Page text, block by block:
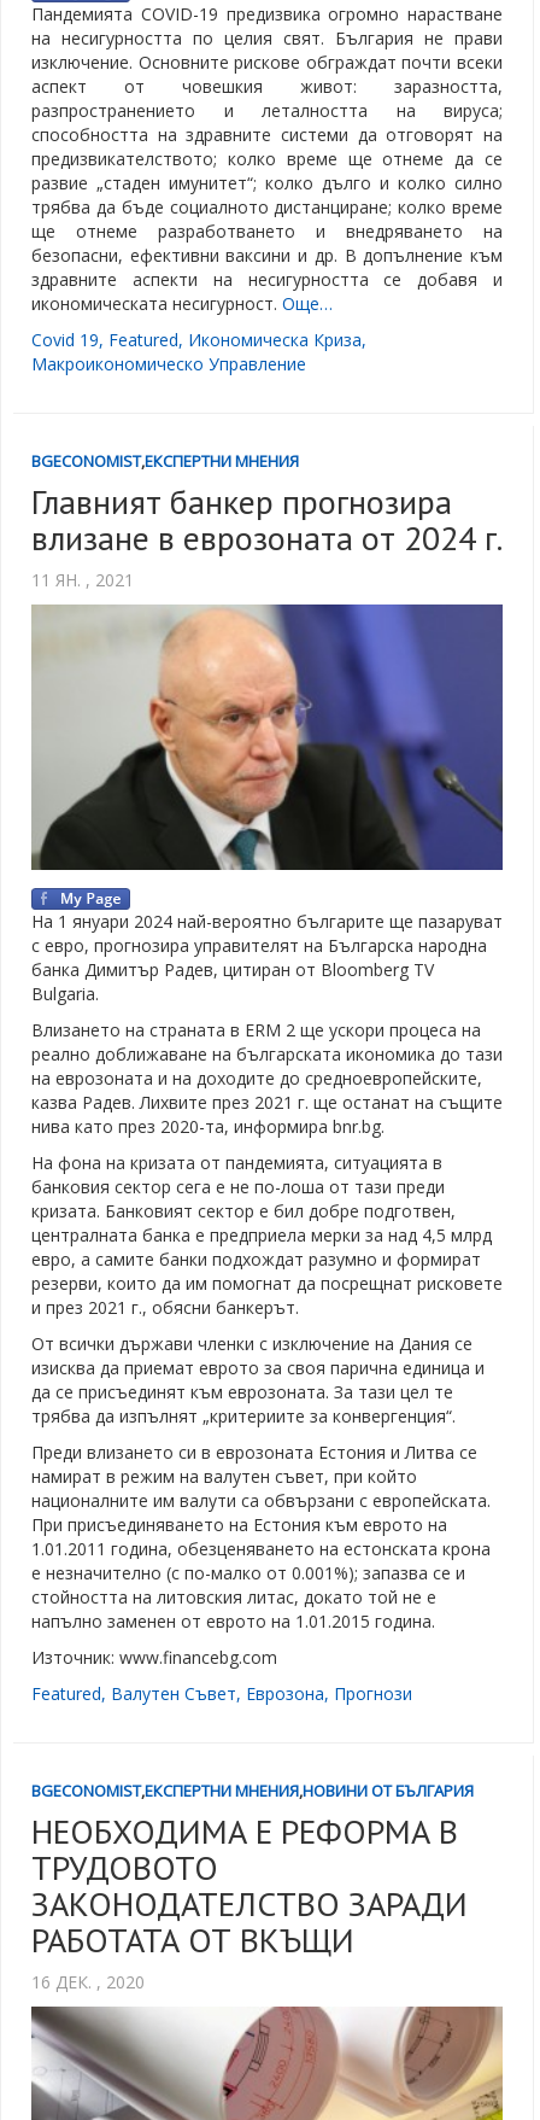
Пандемията COVID-19 предизвика огромно нарастване
на несигурността по целия свят. България не прави
изключение. Основните рискове обграждат почти всеки
аспект от човешкия живот: заразността,
разпространението и леталността на вируса;
способността на здравните системи да отговорят на
предизвикателството; колко време ще отнеме да се
развие „стаден имунитет“; колко дълго и колко силно
трябва да бъде социалното дистанциране; колко време
ще отнеме разработването и внедряването на
безопасни, ефективни ваксини и др. В допълнение към
здравните аспекти на несигурността се добавя и
икономическата несигурност. Още…
Covid 19, Featured, Икономическа Криза,
Макроикономическо Управление
BGECONOMIST,ЕКСПЕРТНИ МНЕНИЯ
Главният банкер прогнозира
влизане в еврозоната от 2024 г.
11 ЯН. , 2021
На 1 януари 2024 най-вероятно българите ще пазаруват
с евро, прогнозира управителят на Българска народна
банка Димитър Радев, цитиран от Bloomberg TV
Bulgaria.
Влизането на страната в ERM 2 ще ускори процеса на
реално доближаване на българската икономика до тази
на еврозоната и на доходите до средноевропейските,
казва Радев. Лихвите през 2021 г. ще останат на същите
нива като през 2020-та, информира bnr.bg.
На фона на кризата от пандемията, ситуацията в
банковия сектор сега е не по-лоша от тази преди
кризата. Банковият сектор е бил добре подготвен,
централната банка е предприела мерки за над 4,5 млрд
евро, а самите банки подхождат разумно и формират
резерви, които да им помогнат да посрещнат рисковете
и през 2021 г., обясни банкерът.
От всички държави членки с изключение на Дания се
изисква да приемат еврото за своя парична единица и
да се присъединят към еврозоната. За тази цел те
трябва да изпълнят „критериите за конвергенция“.
Преди влизането си в еврозоната Естония и Литва се
намират в режим на валутен съвет, при който
националните им валути са обвързани с европейската.
При присъединяването на Естония към еврото на
1.01.2011 година, обезценяването на естонската крона
е незначително (с по-малко от 0.001%); запазва се и
стойността на литовския литас, докато той не е
напълно заменен от еврото на 1.01.2015 година.
Източник: www.financebg.com
Featured, Валутен Съвет, Еврозона, Прогнози
BGECONOMIST,ЕКСПЕРТНИ МНЕНИЯ,НОВИНИ ОТ БЪЛГАРИЯ
НЕОБХОДИМА Е РЕФОРМА В
ТРУДОВОТО
ЗАКОНОДАТЕЛСТВО ЗАРАДИ
РАБОТАТА ОТ ВКЪЩИ
16 ДЕК. , 2020